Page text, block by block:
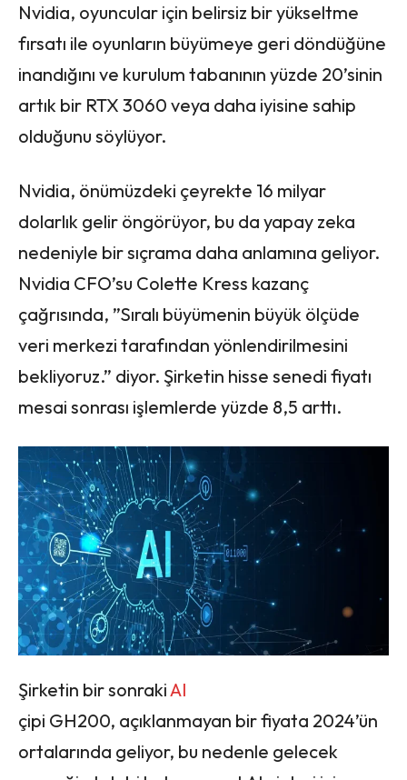
Nvidia, oyuncular için belirsiz bir yükseltme
fırsatı ile oyunların büyümeye geri döndüğüne
inandığını ve kurulum tabanının yüzde 20’sinin
artık bir RTX 3060 veya daha iyisine sahip
olduğunu söylüyor.
Nvidia, önümüzdeki çeyrekte 16 milyar
dolarlık gelir öngörüyor, bu da yapay zeka
nedeniyle bir sıçrama daha anlamına geliyor.
Nvidia CFO’su Colette Kress kazanç
çağrısında, ”Sıralı büyümenin büyük ölçüde
veri merkezi tarafından yönlendirilmesini
bekliyoruz.” diyor. Şirketin hisse senedi fiyatı
mesai sonrası işlemlerde yüzde 8,5 arttı.
Şirketin bir sonraki AI
çipi GH200, açıklanmayan bir fiyata 2024’ün
ortalarında geliyor, bu nedenle gelecek